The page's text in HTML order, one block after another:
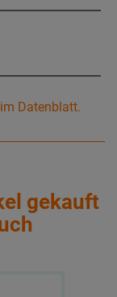
Datenblatt.
gekauft